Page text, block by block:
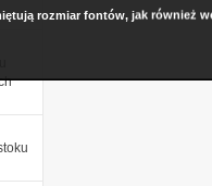
rozmiar fontów, jak również